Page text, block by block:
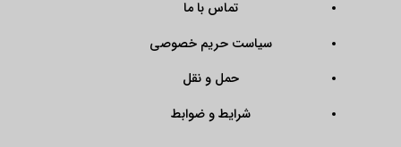
تماس با ما
سیاست حریم خصوصی
حمل و نقل
شرایط و ضوابط